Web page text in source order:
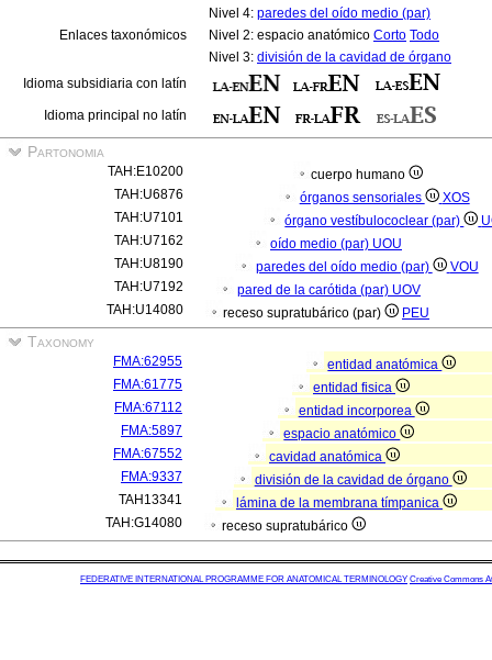
Nivel 4: paredes del oído medio (par)
Enlaces taxonómicos
Nivel 2: espacio anatómico Corto Todo
Nivel 3: división de la cavidad de órgano
Idioma subsidiaria con latín
Idioma principal no latín
Partonomia
TAH:E10200
cuerpo humano
TAH:U6876
órganos sensoriales
XOS
TAH:U7101
órgano vestíbulococlear (par)
TAH:U7162
oído medio (par) UOU
TAH:U8190
paredes del oído medio (par)
VOU
TAH:U7192
pared de la carótida (par) UOV
TAH:U14080
receso supratubárico (par) PEU
Taxonomy
FMA:62955
entidad anatómica
FMA:61775
entidad fisica
FMA:67112
entidad incorporea
FMA:5897
espacio anatómico
FMA:67552
cavidad anatómica
FMA:9337
división de la cavidad de órgano
TAH13341
lámina de la membrana tímpanica
TAH:G14080
receso supratubárico
FEDERATIVE INTERNATIONAL PROGRAMME FOR ANATOMICAL TERMINOLOGY Creative Commons